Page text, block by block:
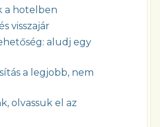
a hotelben
visszajár
aludj egy
a legjobb, nem
olvassuk el az